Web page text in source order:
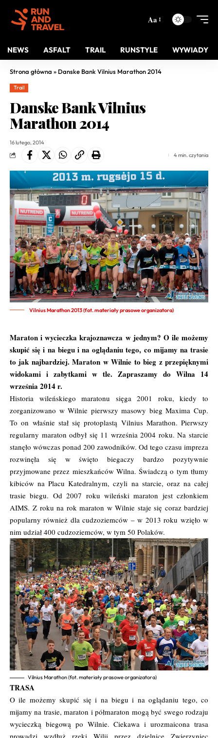
Aa
NEWS ASFALT TRAIL RUNSTYLE WYWIADY
Strona główna » Danske Bank Vilnius Marathon 2014
Trail
Danske Bank Vilnius
Marathon 2014
16 lutego, 2014
4 min. czytania
Vilnius Marathon 2013 (fot. materiały prasowe organizatora)
Maraton i wycieczka krajoznawcza w jednym? O ile możemy
skupić się i na biegu i na oglądaniu tego, co mijamy na trasie
to jak najbardziej. Maraton w Wilnie to bieg z przepięknymi
widokami i zabytkami w tle. Zapraszamy do Wilna 14
września 2014 r.
Historia wileńskiego maratonu sięga 2001 roku, kiedy to
zorganizowano w Wilnie pierwszy masowy bieg Maxima Cup.
To on właśnie stał się protoplastą Vilnius Marathon. Pierwszy
regularny maraton odbył się 11 września 2004 roku. Na starcie
stanęło wówczas ponad 200 zawodników. Od tego czasu impreza
rozwinęła się w święto biegaczy bardzo pozytywnie
przyjmowane przez mieszkańców Wilna. Świadczą o tym tłumy
kibiców na Placu Katedralnym, czyli na starcie, oraz na całej
trasie biegu. Od 2007 roku wileński maraton jest członkiem
AIMS. Z roku na rok maraton w Wilnie staje się coraz bardziej
popularny również dla cudzoziemców – w 2013 roku wzięło w
nim udział 400 cudzoziemców, w tym 50 Polaków.
Vilnius Marathon (fot. materiały prasowe organizatora)
TRASA
O ile możemy skupić się i na biegu i na oglądaniu tego, co
mijamy na trasie, maraton i półmaraton mogą być swego rodzaju
wycieczką biegową po Wilnie. Ciekawa i urozmaicona trasa
prowadzi wzdłuż rzeki Wilii przez dzielnice Zwierzyniec